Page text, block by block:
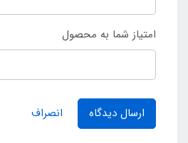
امتیاز شما به محصول
ارسال دیدگاه انصراف